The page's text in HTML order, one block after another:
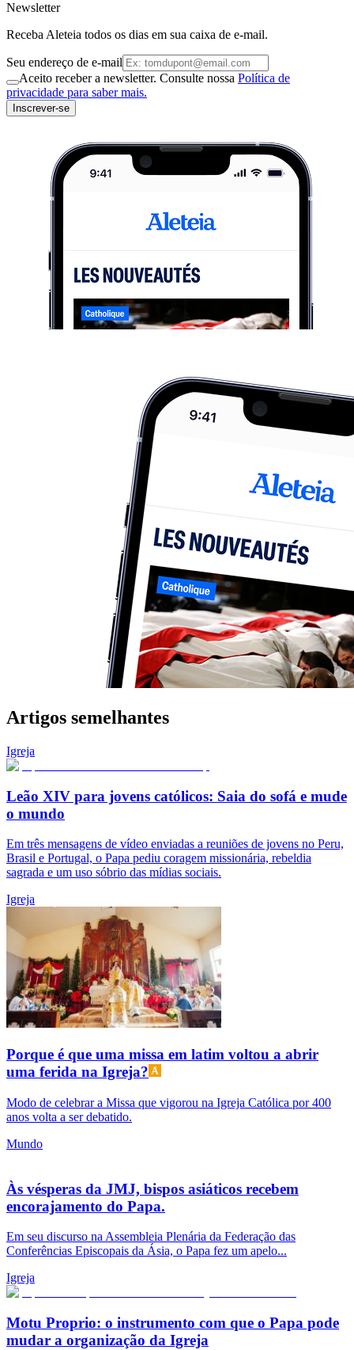
Newsletter
Receba Aleteia todos os dias em sua caixa de e-mail.
Seu endereço de e-mail
Aceito receber a newsletter. Consulte nossa Política de
privacidade para saber mais.
Inscrever-se
Artigos semelhantes
Igreja
Leão XIV para jovens católicos: Saia do sofá e mude
o mundo
Em três mensagens de vídeo enviadas a reuniões de jovens no Peru,
Brasil e Portugal, o Papa pediu coragem missionária, rebeldia
sagrada e um uso sóbrio das mídias sociais.
Igreja
Porque é que uma missa em latim voltou a abrir
uma ferida na Igreja?
Modo de celebrar a Missa que vigorou na Igreja Católica por 400
anos volta a ser debatido.
Mundo
Às vésperas da JMJ, bispos asiáticos recebem
encorajamento do Papa.
Em seu discurso na Assembleia Plenária da Federação das
Conferências Episcopais da Ásia, o Papa fez um apelo...
Igreja
Motu Proprio: o instrumento com que o Papa pode
mudar a organização da Igreja